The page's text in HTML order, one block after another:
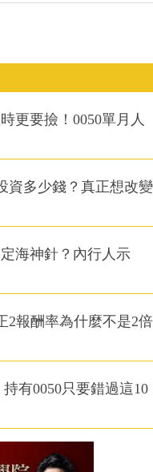
更要撿！0050單月人
資多少錢？真正想改變
海神針？內行人示
2報酬率為什麼不是2倍
有0050只要錯過這10